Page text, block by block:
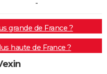
-
grande de France ?
haute de France ?